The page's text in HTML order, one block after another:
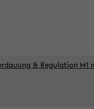
& Regulation M1